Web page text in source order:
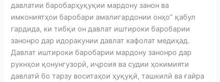
давлатии баробарҳуқуқии мардону занон ва
имкониятҳои баробари амалигардонии онҳо” қабул
гардида, ки тибқи он давлат иштироки баробарии
занонро дар идоракунии давлат кафолат медиҳад.
Давлат иштироки баробарии мардону занонро дар
рукнҳои қонунгузорӣ, иҷроия ва судии ҳокимияти
давлатӣ бо тарзу воситаҳои ҳуқуқӣ, ташкилӣ ва ғайра